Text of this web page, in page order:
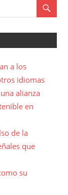
a los
idiomas
alianza
en
de la
que
su